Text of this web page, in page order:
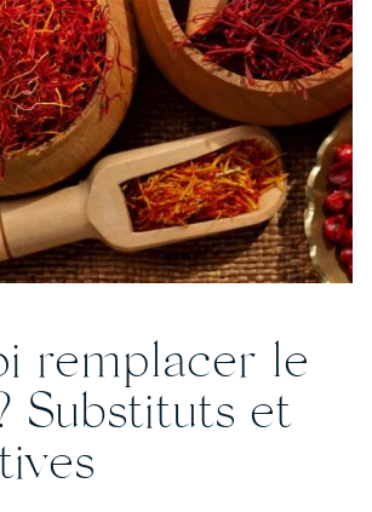
remplacer le
Substituts et